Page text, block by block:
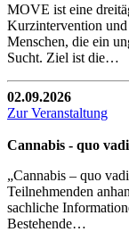
MOVE ist eine
Kurzintervention
Menschen, die ein
Sucht. Ziel ist die…
02.09.2026
Zur Veranstaltung
Cannabis - quo
„Cannabis – quo
Teilnehmenden
sachliche
Bestehende…